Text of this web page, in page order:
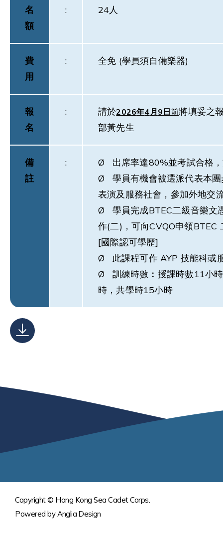
名
額
: 24人
費
用
: 全免 (學員須自備樂器)
報
名
: 請於2026年4月 9 日前將填妥之
部黃先生
備
註
:
Ø 出席率達80%並考試合格
Ø 學員有機會被選派代表本團
表演及服務社會，參加外地交
Ø 學員完成BTEC二級音樂文
作(二)，可向CVQO申領BTEC
[國際認可學歷]
Ø 此課程可作 AYP 技能科或
Ø 訓練時數︰授課時數11小
時，共學時15小時
Copyright © Hong Kong Sea Cadet Corps.
Powered byAnglia Design